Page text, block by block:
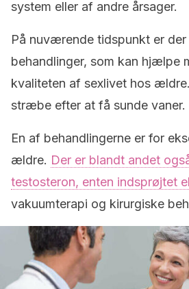
system eller af andre årsager.
På nuværende tidspunkt er
behandlinger, som kan hjælpe
kvaliteten af sexlivet hos
stræbe efter at få sunde vaner.
En af behandlingerne er for
ældre. Der er blandt andet
testosteron, enten indsprøjtet
vakuumterapi og kirurgiske